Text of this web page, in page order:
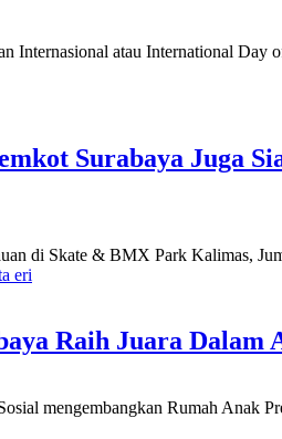
Internasional atau International
Surabaya Juga
di Skate & BMX Park Kalimas,
eri
Raih Juara Dalam
mengembangkan Rumah Anak